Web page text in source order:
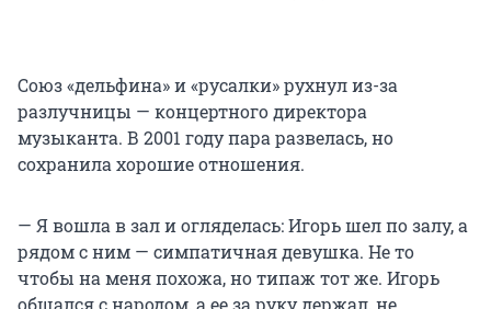
Союз «дельфина» и «русалки» рухнул из-за
разлучницы — концертного директора
музыканта. В 2001 году пара развелась, но
сохранила хорошие отношения.
— Я вошла в зал и огляделась: Игорь шел по залу, а
рядом с ним — симпатичная девушка. Не то
чтобы на меня похожа, но типаж тот же. Игорь
общался с народом, а ее за руку держал, не